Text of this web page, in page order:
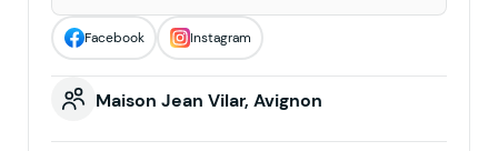
Facebook Instagram
Maison Jean Vilar, Avignon